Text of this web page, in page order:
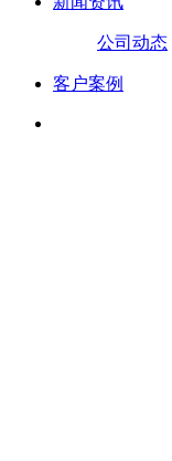
公司动态
客户案例